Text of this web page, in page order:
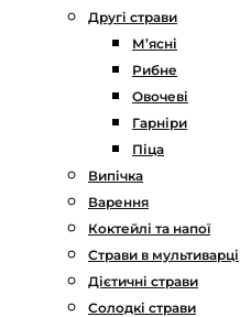
Другі страви
М’ясні
Рибне
Овочеві
Гарніри
Піца
Випічка
Варення
Коктейлі та напої
Страви в мультиварці
Дієтичні страви
Солодкі страви